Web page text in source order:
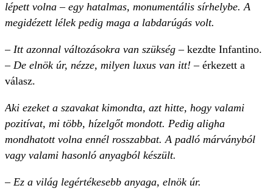
lépett volna – egy hatalmas, monumentális sírhelybe. A
megidézett lélek pedig maga a labdarúgás volt.
– Itt azonnal változásokra van szükség– kezdte Infantino.
– De elnök úr, nézze, milyen luxus van itt!– érkezett a
válasz.
Aki ezeket a szavakat kimondta, azt hitte, hogy valami
pozitívat, mi több, hízelgőt mondott. Pedig aligha
mondhatott volna ennél rosszabbat. A padló márványból
vagy valami hasonló anyagból készült.
– Ez a világ legértékesebb anyaga, elnök úr.